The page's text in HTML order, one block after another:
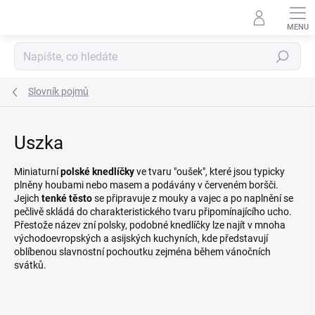
Hledat
Slovník pojmů
Uszka
Miniaturnípolské knedlíčkyve tvaru "oušek", které jsou typicky
plněny houbami nebo masem a podávány v červeném boršči.
Jejich tenké těstose připravuje z mouky a vajec a po naplnění se
pečlivě skládá do charakteristického tvaru připomínajícího ucho.
Přestože název zní polsky, podobné knedlíčky lze najít v mnoha
východoevropských a asijských kuchyních, kde představují
oblíbenou slavnostní pochoutku zejména během vánočních
svátků.